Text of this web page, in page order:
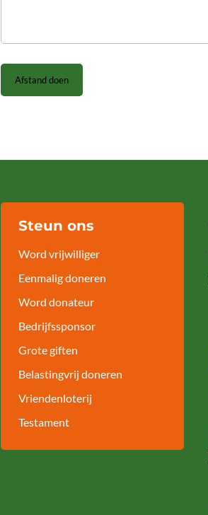
Steun ons
Word vrijwilliger
Eenmalig doneren
Word donateur
Bedrijfssponsor
Grote giften
Belastingvrij doneren
Vriendenloterij
Testament